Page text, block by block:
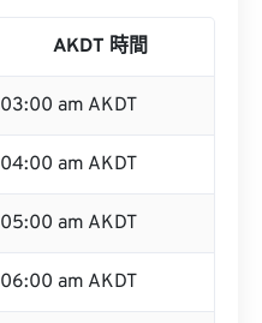
AKDT 時間
03:00 am AKDT
04:00 am AKDT
05:00 am AKDT
06:00 am AKDT